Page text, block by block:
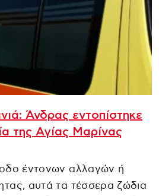
Άνδρας εντοπίστηκε
της Αγίας Μαρίνας
έντονων αλλαγών ή
αυτά τα τέσσερα ζώδια